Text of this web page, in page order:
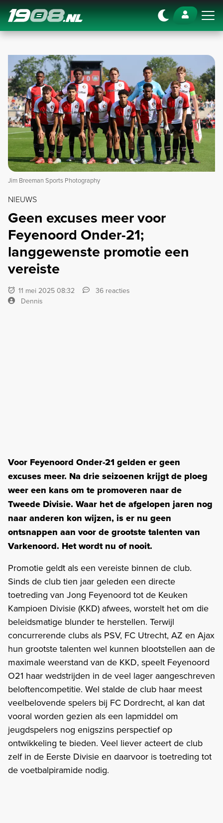
Navigation
Jim Breeman Sports Photography
NIEUWS
Geen excuses meer voor
Feyenoord Onder-21;
langgewenste promotie een
vereiste
11 mei 2025 08:32
36 reacties
Dennis
Voor Feyenoord Onder-21 gelden er geen
excuses meer. Na drie seizoenen krijgt de ploeg
weer een kans om te promoveren naar de
Tweede Divisie. Waar het de afgelopen jaren nog
naar anderen kon wijzen, is er nu geen
ontsnappen aan voor de grootste talenten van
Varkenoord. Het wordt nu of nooit.
Promotie geldt als een vereiste binnen de club.
Sinds de club tien jaar geleden een directe
toetreding van Jong Feyenoord tot de Keuken
Kampioen Divisie (KKD) afwees, worstelt het om die
beleidsmatige blunder te herstellen. Terwijl
concurrerende clubs als PSV, FC Utrecht, AZ en Ajax
hun grootste talenten wel kunnen blootstellen aan de
maximale weerstand van de KKD, speelt Feyenoord
O21 haar wedstrijden in de veel lager aangeschreven
beloftencompetitie. Wel stalde de club haar meest
veelbelovende spelers bij FC Dordrecht, al kan dat
vooral worden gezien als een lapmiddel om
jeugdspelers nog enigszins perspectief op
ontwikkeling te bieden. Veel liever acteert de club
zelf in de Eerste Divisie en daarvoor is toetreding tot
de voetbalpiramide nodig.